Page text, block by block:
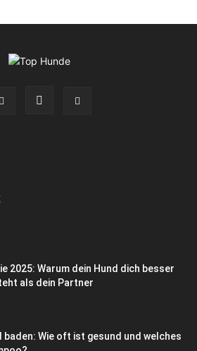
2025: Warum dein Hund dich besser
als dein Partner
baden: Wie oft ist gesund und welches